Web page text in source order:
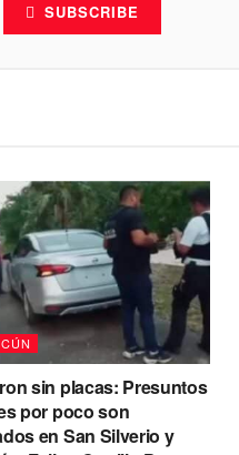
SUBSCRIBE
sin placas: Presuntos
por poco son
en San Silverio y